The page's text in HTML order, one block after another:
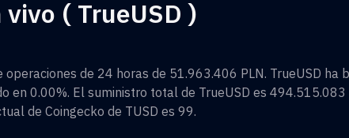
( TrueUSD )
operaciones de 24 horas de 51.963.406 PLN. TrueUSD ha
en 0.00%. El suministro total de TrueUSD es 494.515.083
de Coingecko de TUSD es 99.